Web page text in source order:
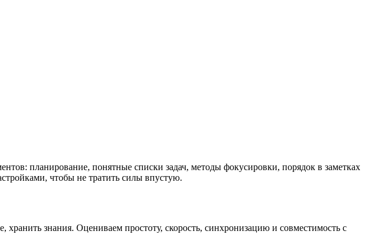
планирование, понятные списки задач, методы фокусировки, порядок в заметках
чтобы не тратить силы впустую.
хранить знания. Оцениваем простоту, скорость, синхронизацию и совместимость с